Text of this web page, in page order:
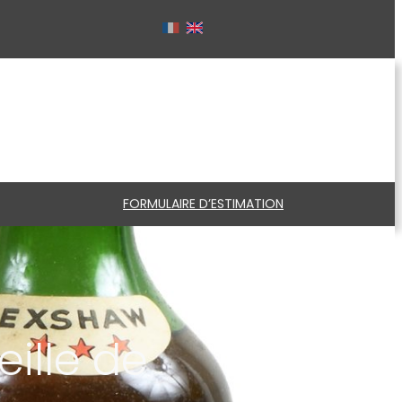
FORMULAIRE D’ESTIMATION
de